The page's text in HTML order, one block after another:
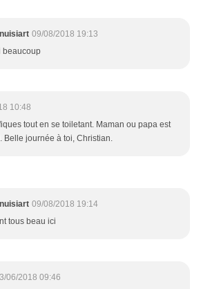
09/08/2018 19:13
beaucoup
10:48
tout en se toiletant. Maman ou papa est
Belle journée à toi, Christian.
09/08/2018 19:14
tous beau ici
06/2018 09:46